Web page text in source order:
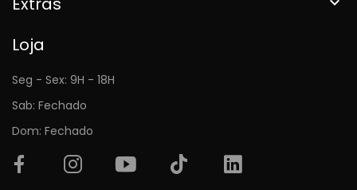
Loja
Seg - Sex: 9H - 18H
Sab: Fechado
Dom: Fechado